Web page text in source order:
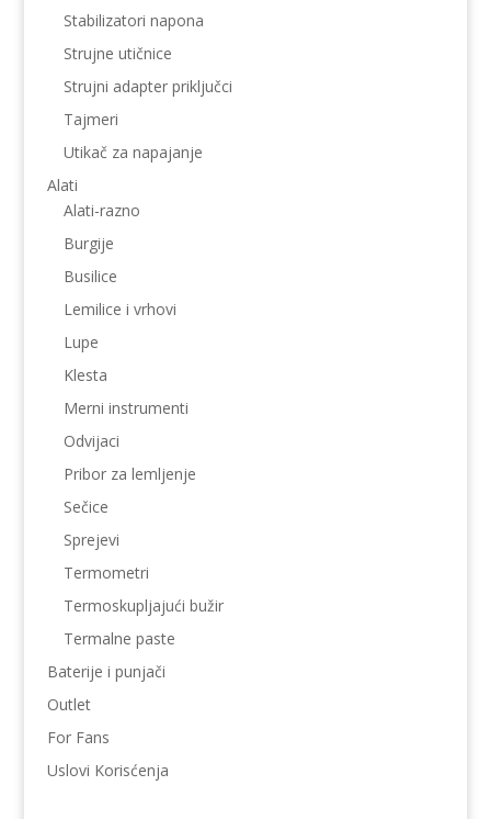
Stabilizatori napona
Strujne utičnice
Strujni adapter priključci
Tajmeri
Utikač za napajanje
Alati
Alati-razno
Burgije
Busilice
Lemilice i vrhovi
Lupe
Klesta
Merni instrumenti
Odvijaci
Pribor za lemljenje
Sečice
Sprejevi
Termometri
Termoskupljajući bužir
Termalne paste
Baterije i punjači
Outlet
For Fans
Uslovi Korisćenja